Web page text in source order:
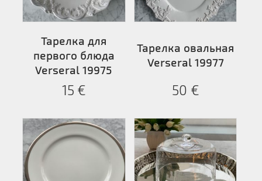
Тарелка для
первого блюда
Verseral 19975
15 €
Тарелка овальная
Verseral 19977
50 €